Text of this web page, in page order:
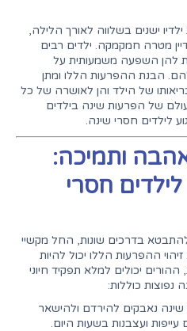
ישנים בשלווה לאורך הלילה,
מטרה חמקמקה. ילדים רבים
להן השפעה משמעותית על
הבנת ההפרעות הללו ומתן
של הילד והן לאושרה של כל
של הפרעות שינה בילדים
לילדים חסרי שינה.
ותמיכה:
לילדים חסרי
בדרכים שונות, החל מקשיי
ההפרעות הללו יכול להיות
יכולים למלא תפקיד חיוני
נפוצות כוללות:
שינה נאבקים להירדם ולהישאר
עייפות ועצבנות בשעות היום.